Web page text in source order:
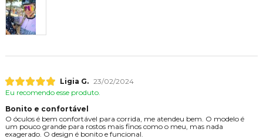
Ligia G. 23/02/2024
Eu recomendo esse produto.
Bonito e confortável
O óculos é bem confortável para corrida, me atendeu bem. O modelo é
um pouco grande para rostos mais finos como o meu, mas nada
exagerado. O design é bonito e funcional.